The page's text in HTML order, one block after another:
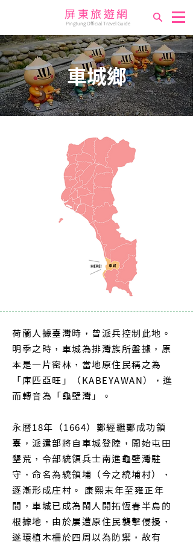
屏東旅遊網
Pingtung Official Travel Guide
車城鄉
荷蘭人據臺灣時，曾派兵控制此地。
明季之時，車城為排灣族所盤據，原
本是一片密林，當地原住民稱之為
「庫匹亞旺」（KABEYAWAN），進
而轉音為「龜壁灣」。
永曆18年（1664）鄭經繼鄭成功領
臺，派遣部將自車城登陸，開始屯田
墾荒，令部統領兵士南進龜壁灣駐
守，命名為統領埔（今之統埔村），
逐漸形成庄村。 康熙末年至雍正年
間，車城已成為閩人開拓恆春半島的
根據地，由於屢遭原住民襲擊侵擾，
遂環植木柵於四周以為防禦，故有